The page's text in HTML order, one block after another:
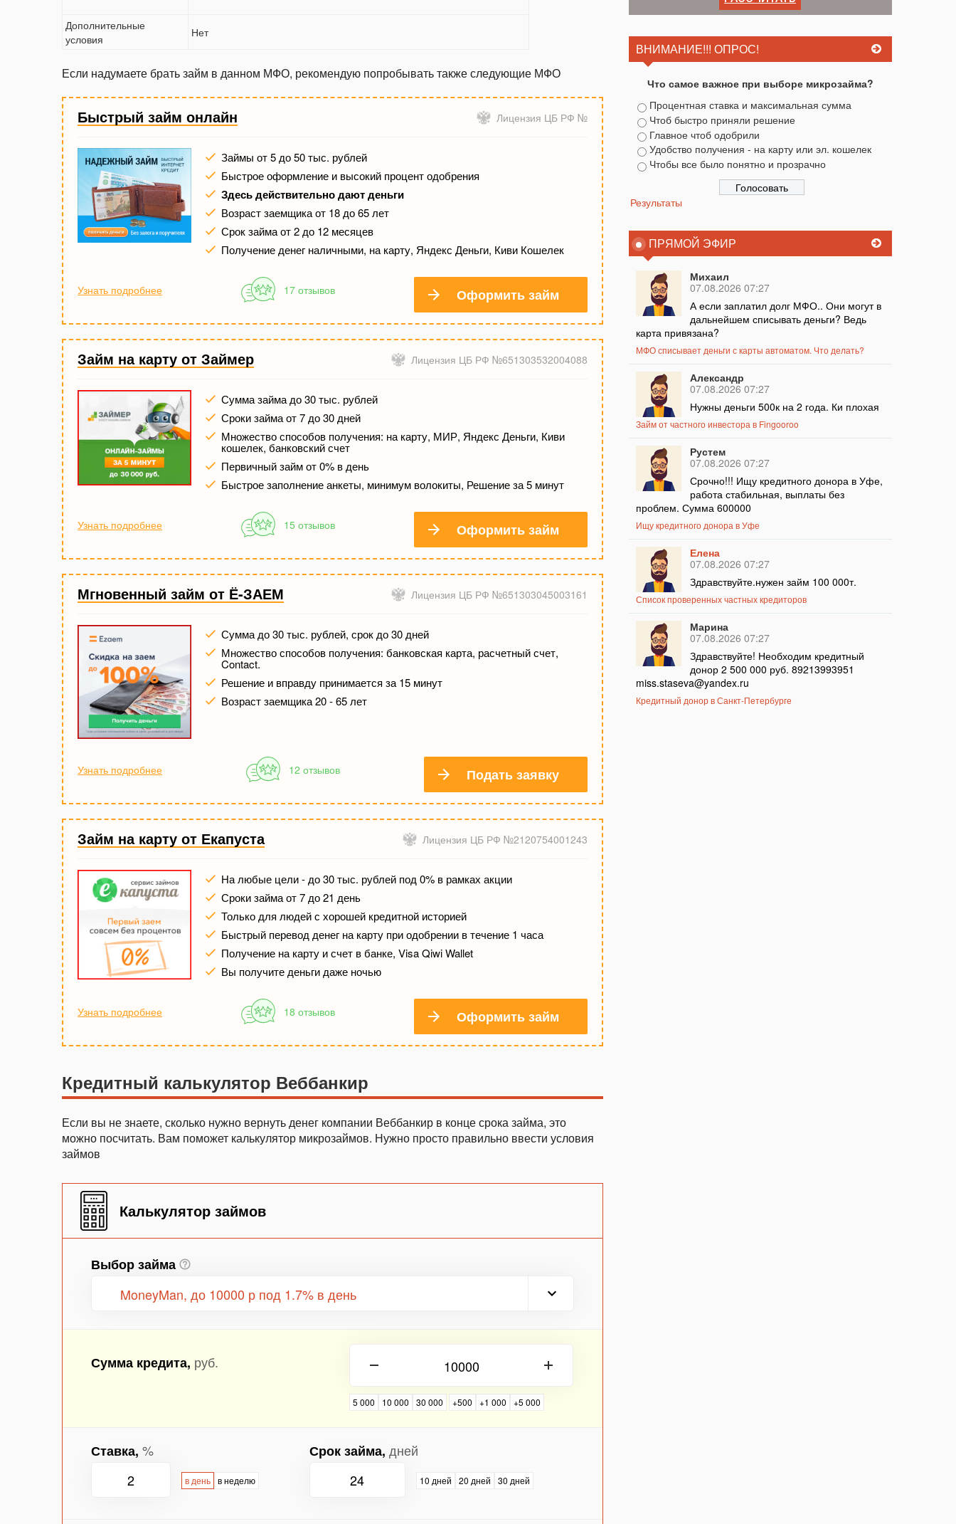
Дополнительные
условия
Нет
Если надумаете брать займ в данном МФО, рекомендую попробывать также следующие МФО
Быстрый займ онлайн Лицензия ЦБ РФ №
Займы от 5 до 50 тыс. рублей
Быстрое оформление и высокий процент одобрения
Здесь действительно дают деньги
Возраст заемщика от 18 до 65 лет
Срок займа от 2 до 12 месяцев
Получение денег наличными, на карту, Яндекс Деньги, Киви Кошелек
Узнать подробнее 17 отзывов Оформить займ
Займ на карту от Займер Лицензия ЦБ РФ №651303532004088
Сумма займа до 30 тыс. рублей
Сроки займа от 7 до 30 дней
Множество способов получения: на карту, МИР, Яндекс Деньги, Киви
кошелек, банковский счет
Первичный займ от 0% в день
Быстрое заполнение анкеты, минимум волокиты, Решение за 5 минут
Узнать подробнее 15 отзывов Оформить займ
Мгновенный займ от Ё-ЗАЕМ Лицензия ЦБ РФ №651303045003161
Сумма до 30 тыс. рублей, срок до 30 дней
Множество способов получения: банковская карта, расчетный счет,
Contact.
Решение и вправду принимается за 15 минут
Возраст заемщика 20 - 65 лет
Узнать подробнее 12 отзывов Подать заявку
Займ на карту от Екапуста Лицензия ЦБ РФ №2120754001243
На любые цели - до 30 тыс. рублей под 0% в рамках акции
Сроки займа от 7 до 21 день
Только для людей с хорошей кредитной историей
Быстрый перевод денег на карту при одобрении в течение 1 часа
Получение на карту и счет в банке, Visa Qiwi Wallet
Вы получите деньги даже ночью
Узнать подробнее 18 отзывов Оформить займ
Кредитный калькулятор Веббанкир
Если вы не знаете, сколько нужно вернуть денег компании Веббанкир в конце срока займа, это
можно посчитать. Вам поможет калькулятор микрозаймов. Нужно просто правильно ввести условия
займов
Калькулятор займов
Выбор займа
MoneyMan, до 10000 р под 1.7% в день
Сумма кредита, руб.
5 000 10 000 30 000 +500 +1 000 +5 000
Ставка, %
в день в неделю
Срок займа, дней
10 дней 20 дней 30 дней
ВНИМАНИЕ!!! ОПРОС!
Что самое важное при выборе микрозайма?
Процентная ставка и максимальная сумма
Чтоб быстро приняли решение
Главное чтоб одобрили
Удобство получения - на карту или эл. кошелек
Чтобы все было понятно и прозрачно
Результаты
ПРЯМОЙ ЭФИР
Михаил
07.08.2026 07:27
А если заплатил долг МФО.. Они могут в
дальнейшем списывать деньги? Ведь
карта привязана?
МФО списывает деньги с карты автоматом. Что делать?
Александр
07.08.2026 07:27
Нужны деньги 500к на 2 года. Ки плохая
Займ от частного инвестора в Fingooroo
Рустем
07.08.2026 07:27
Срочно!!! Ищу кредитного донора в Уфе,
работа стабильная, выплаты без
проблем. Сумма 600000
Ищу кредитного донора в Уфе
Елена
07.08.2026 07:27
Здравствуйте.нужен займ 100 000т.
Список проверенных частных кредиторов
Марина
07.08.2026 07:27
Здравствуйте! Необходим кредитный
донор 2 500 000 руб. 89213993951
miss.staseva@yandex.ru
Кредитный донор в Санкт-Петербурге